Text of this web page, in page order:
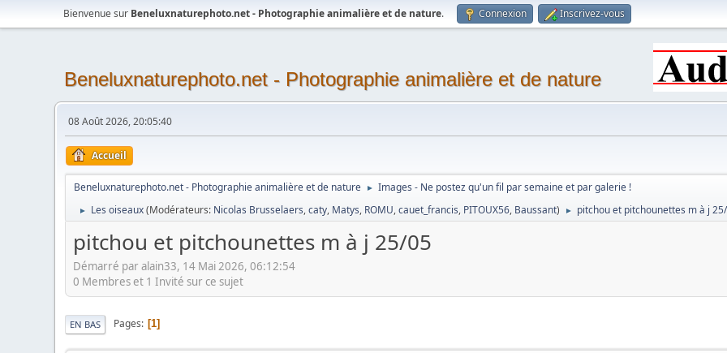
Bienvenue sur Beneluxnaturephoto.net - Photographie animalière et de nature. Connexion Inscrivez-vous
Beneluxnaturephoto.net - Photographie animalière et de nature
08 Août 2026, 20:05:40
Accueil
Beneluxnaturephoto.net - Photographie animalière et de nature ► Images - Ne postez qu'un fil par semaine et par galerie !
► Les oiseaux(Modérateurs: Nicolas Brusselaers,caty, Matys, ROMU,cauet_francis, PITOUX56, Baussant) ► pitchou et pitchounettes m à j
pitchou et pitchounettes m à j 25/05
Démarré par alain33, 14 Mai 2026, 06:12:54
0 Membres et 1 Invité sur ce sujet
EN BAS Pages 1